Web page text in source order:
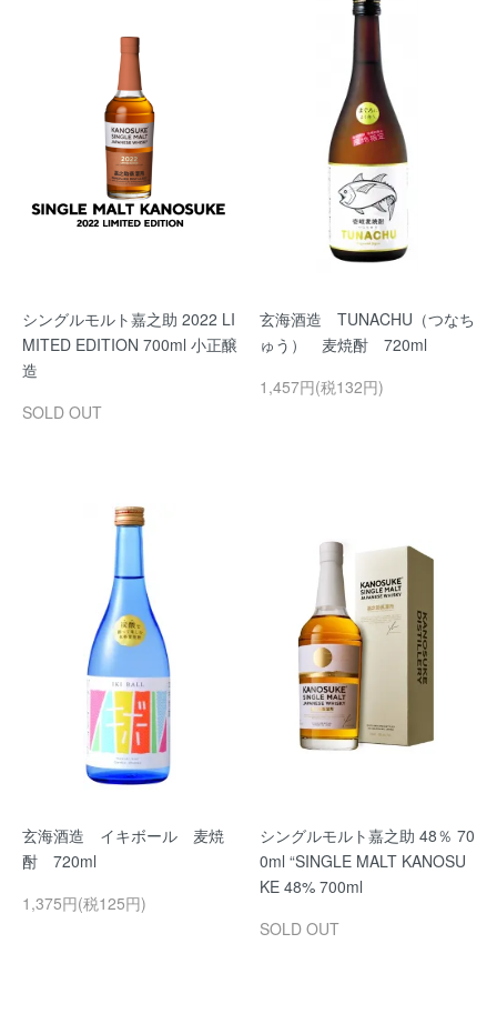
シングルモルト嘉之助 2022 LI
MITED EDITION 700ml 小正醸
造
SOLD OUT
玄海酒造 TUNACHU（つなち
ゅう） 麦焼酎 720ml
1,457円(税132円)
玄海酒造 イキボール 麦焼
酎 720ml
1,375円(税125円)
シングルモルト嘉之助 48％ 70
0ml “SINGLE MALT KANOSU
KE 48% 700ml
SOLD OUT